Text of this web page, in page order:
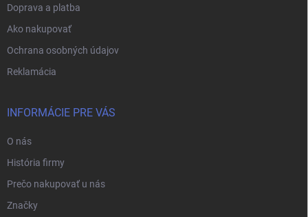
Doprava a platba
Ako nakupovať
Ochrana osobných údajov
Reklamácia
INFORMÁCIE PRE VÁS
O nás
História firmy
Prečo nakupovať u nás
Značky